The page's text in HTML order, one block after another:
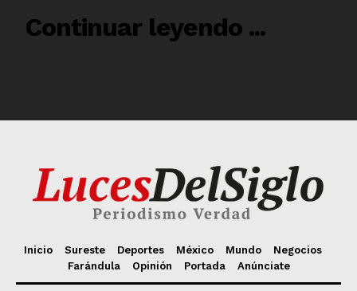
Inicio Sureste Deportes México Mundo
Negocios
Farándula
Opinión Portada Anúnciate